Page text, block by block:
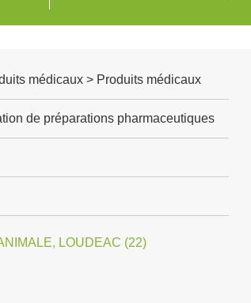
médicaux > Produits médicaux
de préparations pharmaceutiques
LOUDEAC (22)